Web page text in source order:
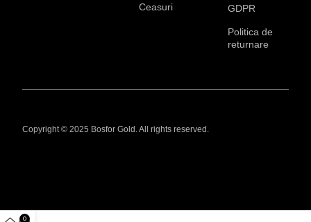
Ceasuri GDPR
Politica de
returnare
Copyright © 2025 Bosfor Gold. All rights reserved.
0